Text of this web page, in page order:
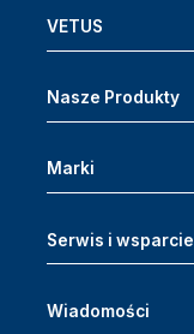
VETUS
Nasze Produkty
Marki
Serwis i wsparcie
Wiadomości